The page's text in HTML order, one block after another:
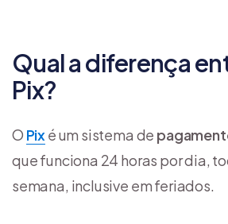
Qual a diferença
Pix?
O Pixé um sistema de
que funciona 24 horas por dia,
semana, inclusive em feriados.